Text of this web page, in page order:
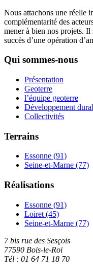
Nous attachons une réelle
complémentarité des
mener à bien nos projets. Il
succès d’une opération
Qui sommes-nous
Présentation
Geoterre
l’équipe geoterre
Développement
Collectivités
Terrains
Essonne (91)
Seine-et-Marne (77)
Réalisations
Essonne (91)
Loiret (45)
Seine-et-Marne (77)
7 bis rue des Sesçois
77590 Bois-le-Roi
Tél : 01 64 71 18 70